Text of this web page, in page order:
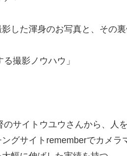
した渾身のお写真と、その
る撮影ノウハウ」
サイトウユウさんから、人
グサイトrememberでカメラ